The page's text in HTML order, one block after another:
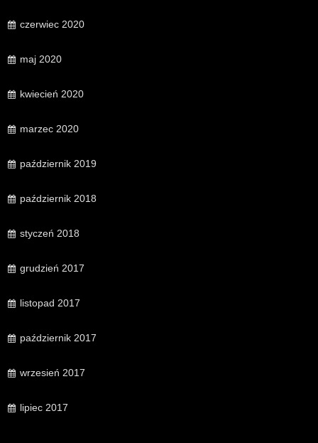
czerwiec 2020
maj 2020
kwiecień 2020
marzec 2020
październik 2019
październik 2018
styczeń 2018
grudzień 2017
listopad 2017
październik 2017
wrzesień 2017
lipiec 2017